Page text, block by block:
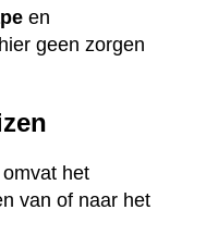
en
geen zorgen
het
van of naar het